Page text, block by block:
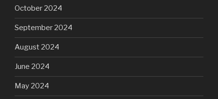
October 2024
September 2024
August 2024
June 2024
May 2024